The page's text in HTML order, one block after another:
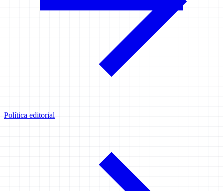
Política editorial